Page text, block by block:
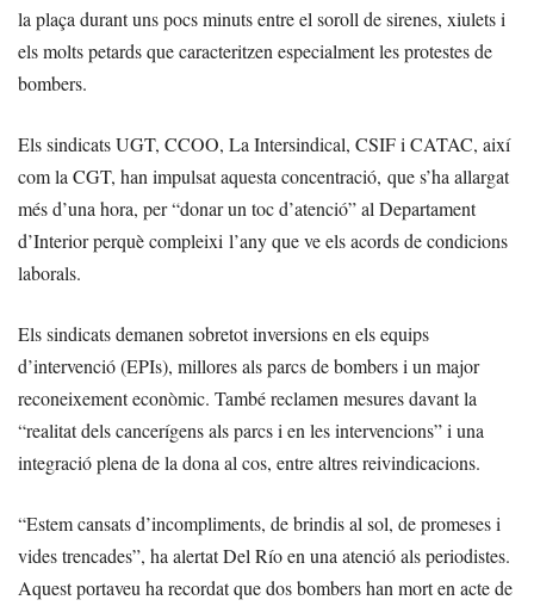
la plaça durant uns pocs minuts entre el soroll de sirenes, xiulets i
els molts petards que caracteritzen especialment les protestes de
bombers.
Els sindicats UGT, CCOO, La Intersindical, CSIF i CATAC, així
com la CGT, han impulsat aquesta concentració, que s’ha allargat
més d’una hora, per “donar un toc d’atenció” al Departament
d’Interior perquè compleixi l’any que ve els acords de condicions
laborals.
Els sindicats demanen sobretot inversions en els equips
d’intervenció (EPIs), millores als parcs de bombers i un major
reconeixement econòmic. També reclamen mesures davant la
“realitat dels cancerígens als parcs i en les intervencions” i una
integració plena de la dona al cos, entre altres reivindicacions.
“Estem cansats d’incompliments, de brindis al sol, de promeses i
vides trencades”, ha alertat Del Río en una atenció als periodistes.
Aquest portaveu ha recordat que dos bombers han mort en acte de